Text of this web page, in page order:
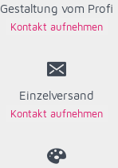
Gestaltung vom Profi
Einzelversand